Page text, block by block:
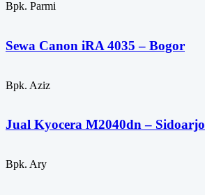
Bpk. Parmi
Sewa Canon iRA 4035 – Bogor
Bpk. Aziz
Jual Kyocera M2040dn – Sidoarjo
Bpk. Ary